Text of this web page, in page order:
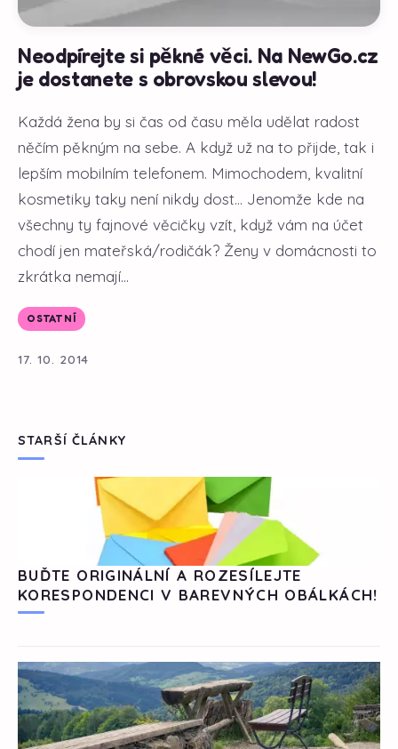
Neodpírejte si pěkné věci. Na NewGo.cz
je dostanete s obrovskou slevou!
Každá žena by si čas od času měla udělat radost
něčím pěkným na sebe. A když už na to přijde, tak i
lepším mobilním telefonem. Mimochodem, kvalitní
kosmetiky taky není nikdy dost... Jenomže kde na
všechny ty fajnové věcičky vzít, když vám na účet
chodí jen mateřská/rodičák? Ženy v domácnosti to
zkrátka nemají...
OSTATNÍ
17. 10. 2014
STARŠÍ ČLÁNKY
BUĎTE ORIGINÁLNÍ A ROZESÍLEJTE
KORESPONDENCI V BAREVNÝCH OBÁLKÁCH!